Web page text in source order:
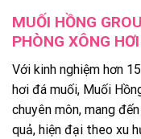
MUỐI HỒNG
PHÒNG XÔNG
Với kinh nghiệm hơn
hơi đá muối, Muối
chuyên môn, mang
quả, hiện đại theo xu